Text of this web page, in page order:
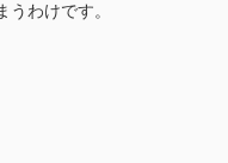
わけです。